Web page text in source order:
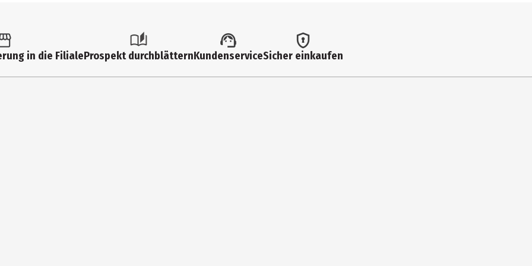
in die FilialeProspekt durchblätternKundenserviceSicher einkaufen